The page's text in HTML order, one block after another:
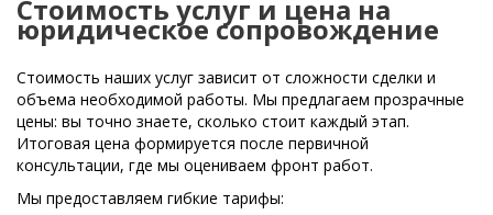
Стоимость услуг и цена на
юридическое сопровождение
Стоимость наших услуг зависит от сложности сделки и
объема необходимой работы. Мы предлагаем прозрачные
цены: вы точно знаете, сколько стоит каждый этап.
Итоговая цена формируется после первичной
консультации, где мы оцениваем фронт работ.
Мы предоставляем гибкие тарифы: